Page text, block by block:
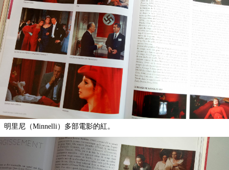
明里尼（Minnelli）多部電影的紅。